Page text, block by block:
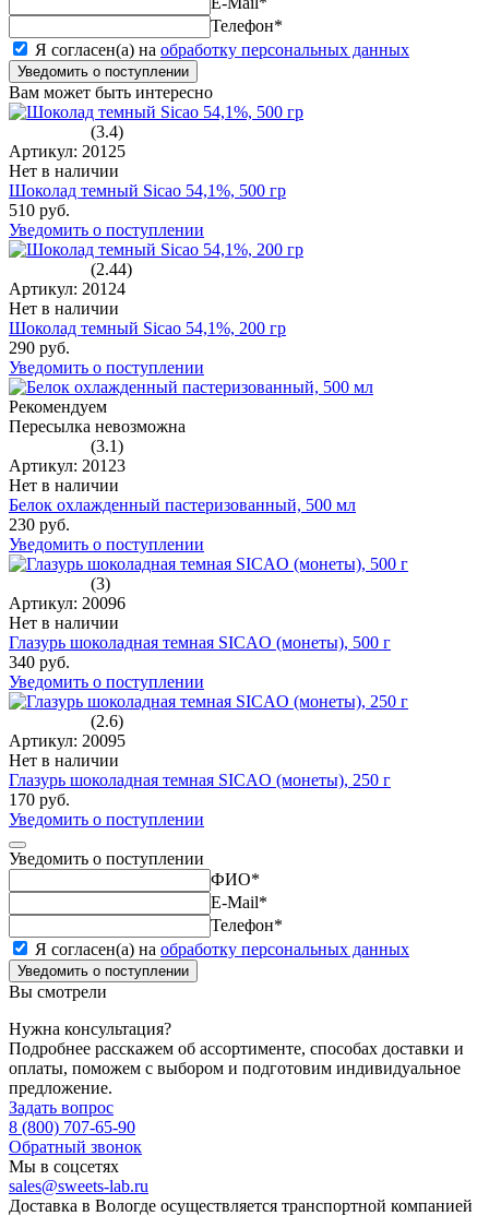
Телефон*
Я согласен(а) на обработку персональных данных
Уведомить о поступлении
Вам может быть интересно
(3.4)
Артикул: 20125
Нет в наличии
Шоколад темный Sicao 54,1%, 500 гр
510 руб.
Уведомить о поступлении
(2.44)
Артикул: 20124
Нет в наличии
Шоколад темный Sicao 54,1%, 200 гр
290 руб.
Уведомить о поступлении
Рекомендуем
Пересылка невозможна
(3.1)
Артикул: 20123
Нет в наличии
Белок охлажденный пастеризованный, 500 мл
230 руб.
Уведомить о поступлении
(3)
Артикул: 20096
Нет в наличии
Глазурь шоколадная темная SICAO (монеты), 500 г
340 руб.
Уведомить о поступлении
(2.6)
Артикул: 20095
Нет в наличии
Глазурь шоколадная темная SICAO (монеты), 250 г
170 руб.
Уведомить о поступлении
Уведомить о поступлении
ФИО*
E-Mail*
Телефон*
Я согласен(а) на обработку персональных данных
Уведомить о поступлении
Вы смотрели
Нужна консультация?
Подробнее расскажем об ассортименте, способах доставки и
оплаты, поможем с выбором и подготовим индивидуальное
предложение.
Задать вопрос
8 (800) 707-65-90
Обратный звонок
Мы в соцсетях
sales@sweets-lab.ru
Доставка в Вологде осуществляется транспортной компанией